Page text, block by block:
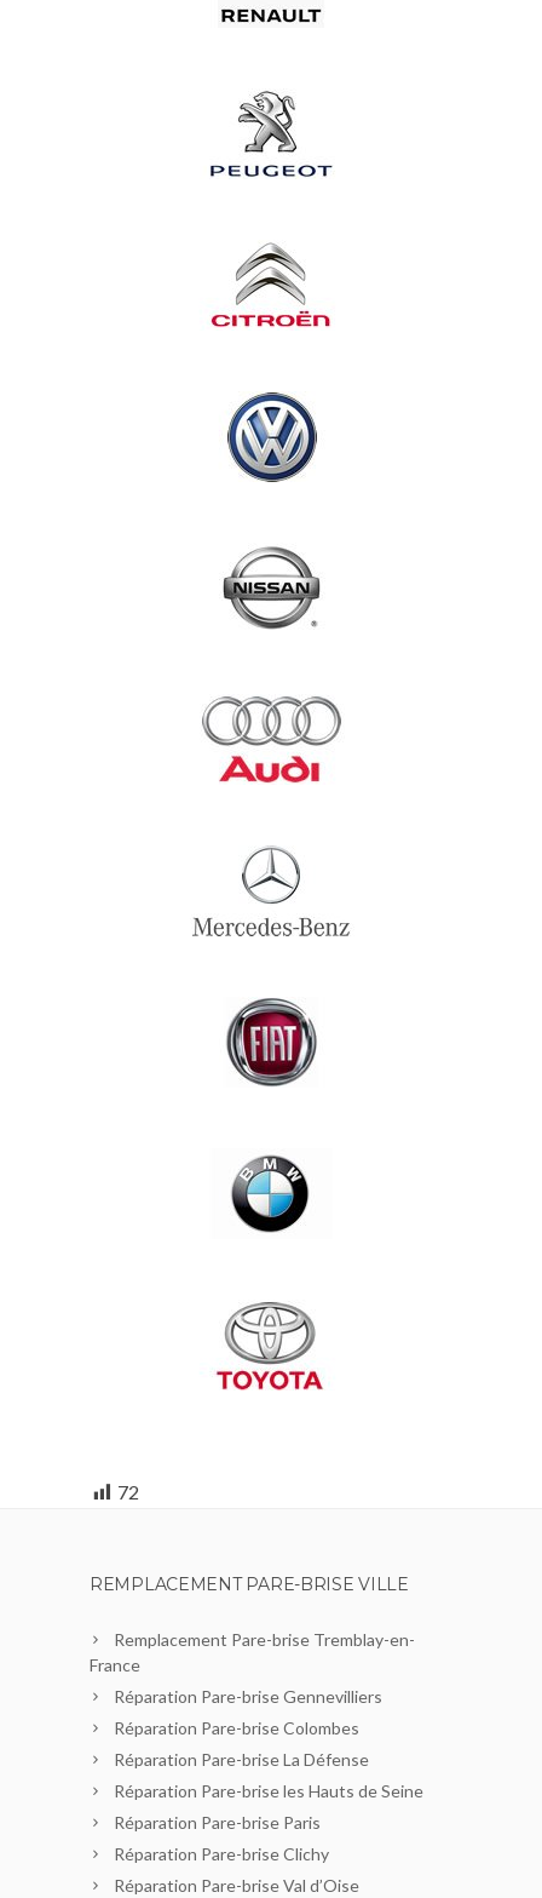
72
REMPLACEMENT PARE-BRISE VILLE
Remplacement Pare-brise Tremblay-en-
France
Réparation Pare-brise Gennevilliers
Réparation Pare-brise Colombes
Réparation Pare-brise La Défense
Réparation Pare-brise les Hauts de Seine
Réparation Pare-brise Paris
Réparation Pare-brise Clichy
Réparation Pare-brise Val d’Oise